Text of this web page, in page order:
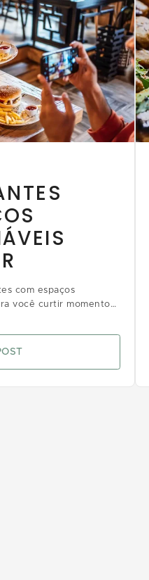
com espaços
você curtir momentos